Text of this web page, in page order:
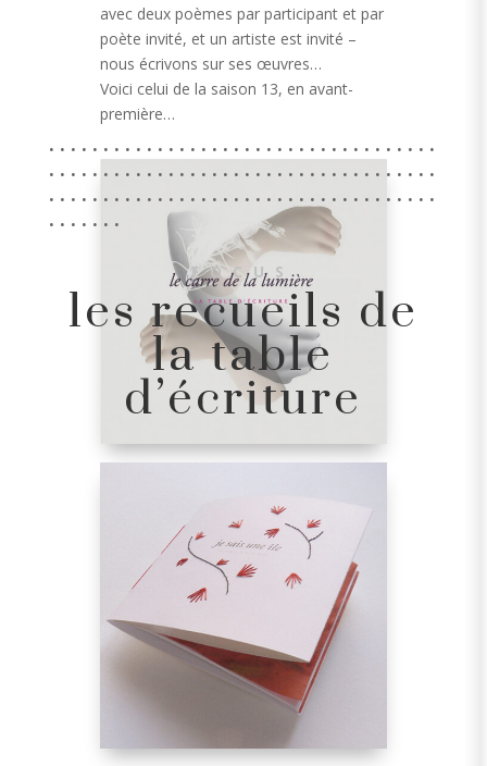
avec deux poèmes par participant et par
poète invité, et un artiste est invité –
nous écrivons sur ses œuvres…
Voici celui de la saison 13, en avant-
première…
nous avons reçu des poètes, qui sont
venus écrire avec nous, et ont accepté
de participer à nos recueils. Parmi eux
(je les en remercie) : Roselyne
Sibille, Marina Puissant, Coralie Poch,
Isabelle Alentour, Vincent Alvernhe,
Quine Chevalier, Lara Dopff, Emma Filao
et Thierry Pérémarti.
. . . . . . . . . . . . . . . . . . . . . . . . . . . . . . . . . . . .
. . . . . . . . . . . . . . . . . . . . . . . . . . . . . . . . . . . .
. . . . . . . . . . . . . . . . . . . . . . . . . . . . . . . . . . . .
. . . . . . .
FOCUS
les recueils de
la table
d’écriture